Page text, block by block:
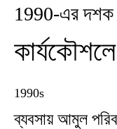
1990-এর দশক
1990s
ব্যবসায় আমুল